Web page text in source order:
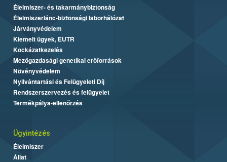
Élelmiszer- és takarmánybiztonság
Élelmiszerlánc-biztonsági laborhálózat
Járványvédelem
Kiemelt ügyek, EUTR
Kockázatkezelés
Mezőgazdasági genetikai erőforrások
Növényvédelem
Nyilvántartási és Felügyeleti Díj
Rendszerszervezés és felügyelet
Termékpálya-ellenőrzés
Ügyintézés
Élelmiszer
Állat